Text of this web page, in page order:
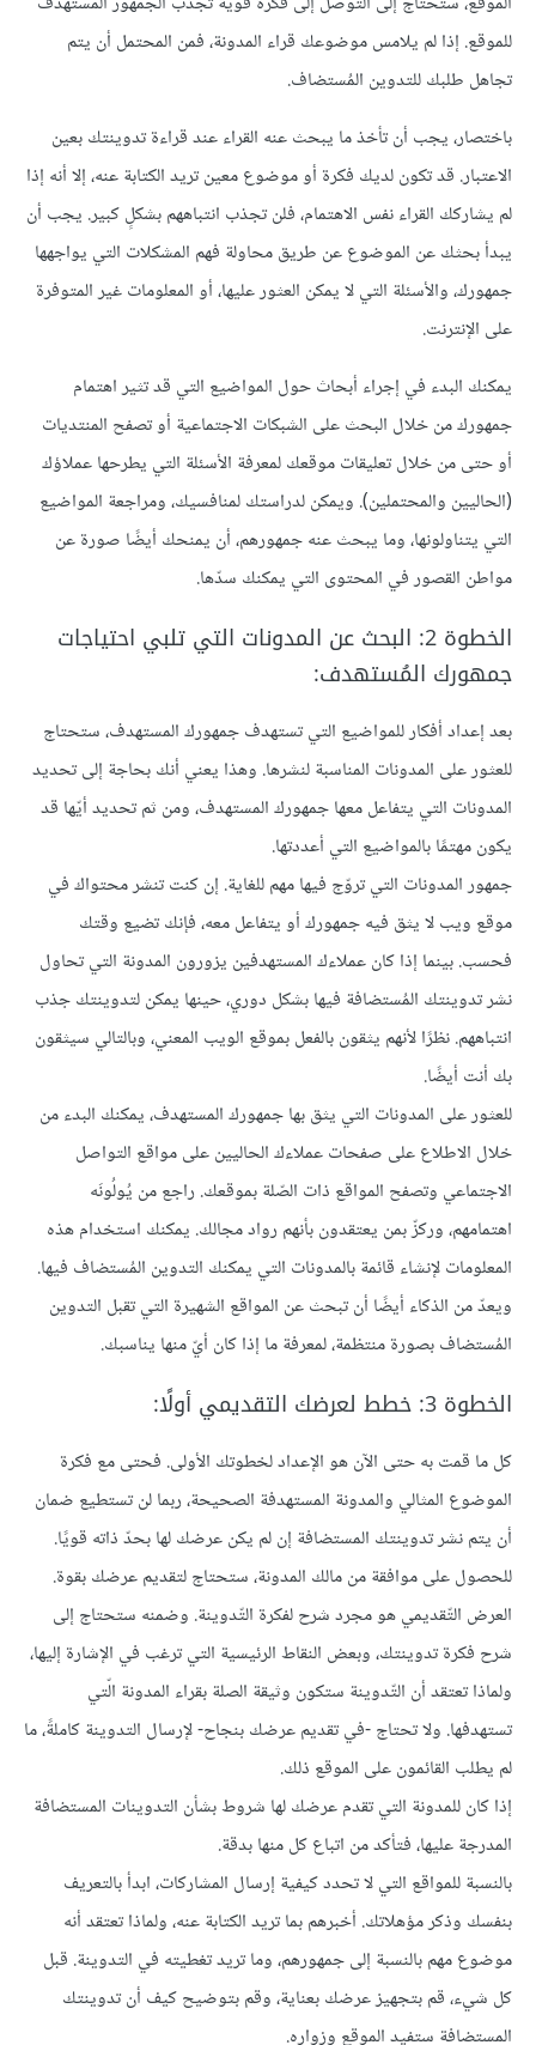
للموقع. إذا لم يلامس موضوعك قراء المدونة، فمن المحتمل أن يتم
تجاهل طلبك للتدوين المُستضاف.
باختصار، يجب أن تأخذ ما يبحث عنه القراء عند قراءة تدوينتك بعين
الاعتبار. قد تكون لديك فكرة أو موضوع معين تريد الكتابة عنه، إلا أنه إذا
لم يشاركك القراء نفس الاهتمام، فلن تجذب انتباههم بشكلٍ كبير. يجب أن
يبدأ بحثك عن الموضوع عن طريق محاولة فهم المشكلات التي يواجهها
جمهورك، والأسئلة التي لا يمكن العثور عليها، أو المعلومات غير المتوفرة
على الإنترنت.
يمكنك البدء في إجراء أبحاث حول المواضيع التي قد تثير اهتمام
جمهورك من خلال البحث على الشبكات الاجتماعية أو تصفح المنتديات
أو حتى من خلال تعليقات موقعك لمعرفة الأسئلة التي يطرحها عملاؤك
(الحاليين والمحتملين). ويمكن لدراستك لمنافسيك، ومراجعة المواضيع
التي يتناولونها، وما يبحث عنه جمهورهم، أن يمنحك أيضًا صورة عن
مواطن القصور في المحتوى التي يمكنك سدّها.
الخطوة 2: البحث عن المدونات التي تلبي احتياجات
جمهورك المُستهدف:
بعد إعداد أفكار للمواضيع التي تستهدف جمهورك المستهدف، ستحتاج
للعثور على المدونات المناسبة لنشرها. وهذا يعني أنك بحاجة إلى تحديد
المدونات التي يتفاعل معها جمهورك المستهدف، ومن ثم تحديد أيّها قد
يكون مهتمًا بالمواضيع التي أعددتها.
جمهور المدونات التي تروّج فيها مهم للغاية. إن كنت تنشر محتواك في
موقع ويب لا يثق فيه جمهورك أو يتفاعل معه، فإنك تضيع وقتك
فحسب. بينما إذا كان عملاءك المستهدفين يزورون المدونة التي تحاول
نشر تدوينتك المُستضافة فيها بشكل دوري، حينها يمكن لتدوينتك جذب
انتباههم. نظرًا لأنهم يثقون بالفعل بموقع الويب المعني، وبالتالي سيثقون
بك أنت أيضًا.
للعثور على المدونات التي يثق بها جمهورك المستهدف، يمكنك البدء من
خلال الاطلاع على صفحات عملاءك الحاليين على مواقع التواصل
الاجتماعي وتصفح المواقع ذات الصّلة بموقعك. راجع من يُولُونَه
اهتمامهم، وركزّ بمن يعتقدون بأنهم رواد مجالك. يمكنك استخدام هذه
المعلومات لإنشاء قائمة بالمدونات التي يمكنك التدوين المُستضاف فيها.
ويعدّ من الذكاء أيضًا أن تبحث عن المواقع الشهيرة التي تقبل التدوين
المُستضاف بصورة منتظمة، لمعرفة ما إذا كان أيّ منها يناسبك.
الخطوة 3: خطط لعرضك التقديمي أولًا:
كل ما قمت به حتى الآن هو الإعداد لخطوتك الأولى. فحتى مع فكرة
الموضوع المثالي والمدونة المستهدفة الصحيحة، ربما لن تستطيع ضمان
أن يتم نشر تدوينتك المستضافة إن لم يكن عرضك لها بحدّ ذاته قويًا.
للحصول على موافقة من مالك المدونة، ستحتاج لتقديم عرضك بقوة.
العرض التّقديمي هو مجرد شرح لفكرة التّدوينة. وضمنه ستحتاج إلى
شرح فكرة تدوينتك، وبعض النقاط الرئيسية التي ترغب في الإشارة إليها،
ولماذا تعتقد أن التّدوينة ستكون وثيقة الصلة بقراء المدونة الّتي
تستهدفها. ولا تحتاج -في تقديم عرضك بنجاح- لإرسال التدوينة كاملةً، ما
لم يطلب القائمون على الموقع ذلك.
إذا كان للمدونة التي تقدم عرضك لها شروط بشأن التدوينات المستضافة
المدرجة عليها، فتأكد من اتباع كل منها بدقة.
بالنسبة للمواقع التي لا تحدد كيفية إرسال المشاركات، ابدأ بالتعريف
بنفسك وذكر مؤهلاتك. أخبرهم بما تريد الكتابة عنه، ولماذا تعتقد أنه
موضوع مهم بالنسبة إلى جمهورهم، وما تريد تغطيته في التدوينة. قبل
كل شيء، قم بتجهيز عرضك بعناية، وقم بتوضيح كيف أن تدوينتك
المستضافة ستفيد الموقع وزواره.